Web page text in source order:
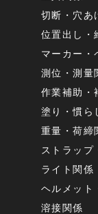
切断・穴あ
位置出し・
マーカー・
測位・測量
作業補助・
塗り・慣ら
重量・荷締
ストラップ
ライト関係
ヘルメット
溶接関係